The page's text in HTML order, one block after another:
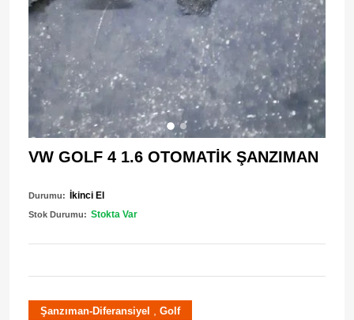
VW GOLF 4 1.6 OTOMATİK ŞANZIMAN
Durumu: İkinci El
Stok Durumu: Stokta Var
Şanzıman-Diferansiyel , Golf